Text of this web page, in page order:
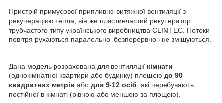
Пристрій примусової припливно-витяжної вентиляції з
рекуперацією тепла, він же пластинчастий рекуператор
трубчастого типу українського виробництва CLIMTEC. Потоки
повітря рухаються паралельно, безперервно і не змішуються.
Дана модель розрахована для вентиляції кімнати
(однокімнатної квартири або будинку) площею до 90
квадратних метрів або для 9-12 осіб , які перебувають
постійної в кімнаті (рівною або меншою за площею).